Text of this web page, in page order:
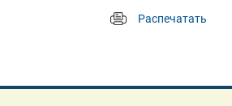
Распечатать